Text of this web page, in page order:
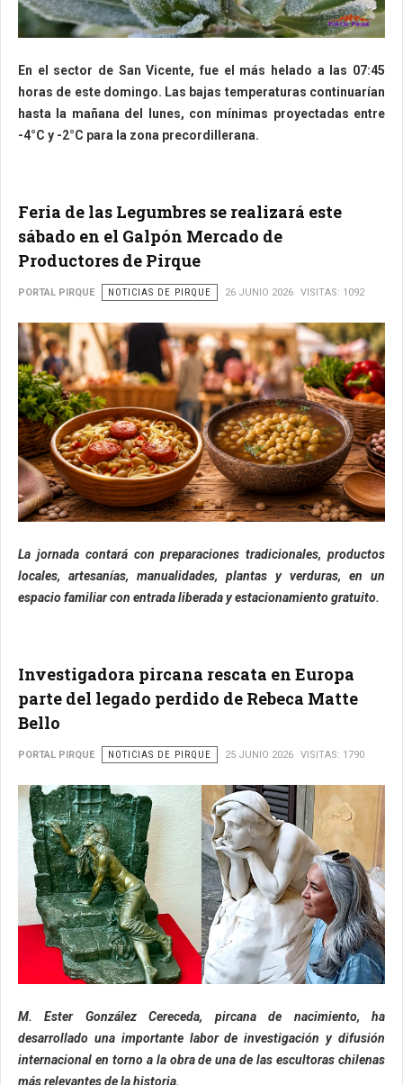
En el sector de San Vicente, fue el más helado a las 07:45
horas de este domingo. Las bajas temperaturas continuarían
hasta la mañana del lunes, con mínimas proyectadas entre
-4°C y -2°C para la zona precordillerana.
Feria de las Legumbres se realizará este
sábado en el Galpón Mercado de
Productores de Pirque
PORTAL PIRQUE NOTICIAS DE PIRQUE 26 JUNIO 2026 VISITAS: 1092
La jornada contará con preparaciones tradicionales, productos
locales, artesanías, manualidades, plantas y verduras, en un
espacio familiar con entrada liberada y estacionamiento gratuito.
Investigadora pircana rescata en Europa
parte del legado perdido de Rebeca Matte
Bello
PORTAL PIRQUE NOTICIAS DE PIRQUE 25 JUNIO 2026 VISITAS: 1790
M. Ester González Cereceda, pircana de nacimiento, ha
desarrollado una importante labor de investigación y difusión
internacional en torno a la obra de una de las escultoras chilenas
más relevantes de la historia.